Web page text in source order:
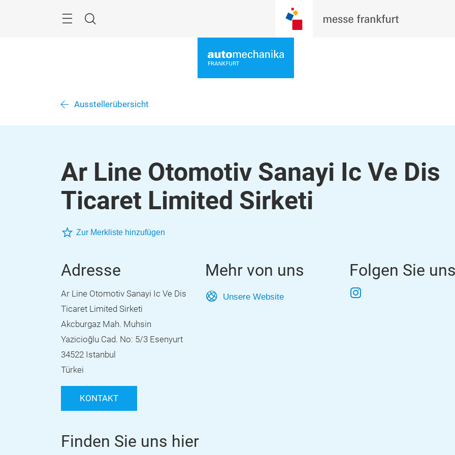
Suche
Ausstellerübersicht
Ar Line Otomotiv Sanayi Ic Ve Dis
Ticaret Limited Sirketi
Zur Merkliste hinzufügen
Adresse
Ar Line Otomotiv Sanayi Ic Ve Dis
Ticaret Limited Sirketi
Akcburgaz Mah. Muhsin
Yazicioğlu Cad. No: 5/3 Esenyurt
34522 Istanbul
Türkei
KONTAKT
Mehr von uns
Unsere Website
Folgen Sie uns
Instagram
Finden Sie uns hier